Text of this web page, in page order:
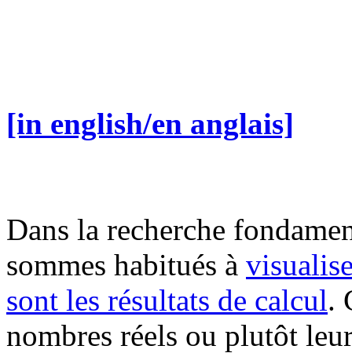
[in english/en anglais]
Dans la recherche
sommes habitués à
sont les résultats de calcul.
nombres réels ou plutôt